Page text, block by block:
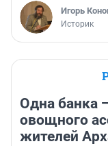
Игорь
Историк
Одна банка
овощного
жителей